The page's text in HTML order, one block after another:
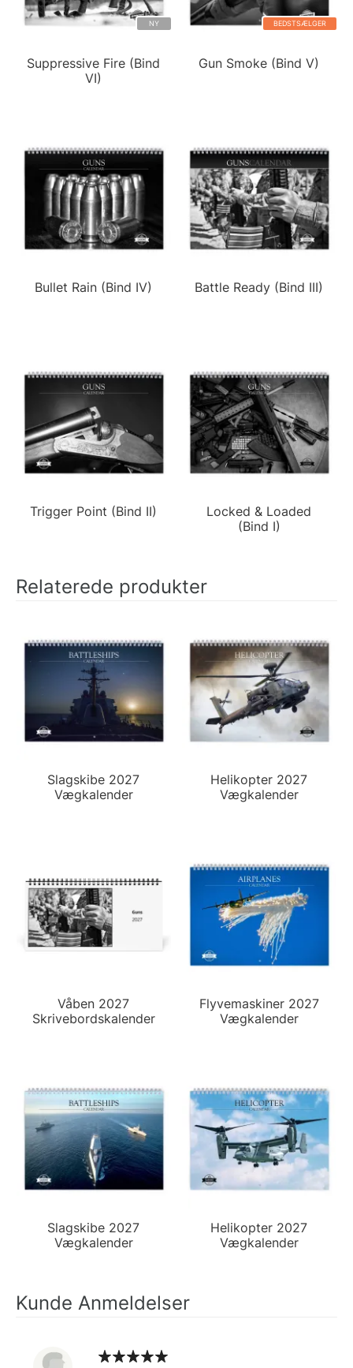
NY
Suppressive Fire (Bind
VI)
BEDSTSÆLGER
Gun Smoke (Bind V)
Bullet Rain (Bind IV) Battle Ready (Bind III)
Trigger Point (Bind II)
Locked & Loaded
(Bind I)
Relaterede produkter
Slagskibe 2027
Vægkalender
Helikopter 2027
Vægkalender
Våben 2027
Skrivebordskalender
Flyvemaskiner 2027
Vægkalender
Slagskibe 2027
Vægkalender
Helikopter 2027
Vægkalender
Kunde Anmeldelser